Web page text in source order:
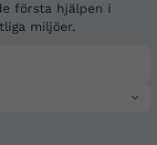
första hjälpen i
miljöer.